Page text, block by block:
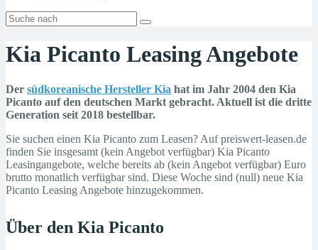
Kia Picanto Leasing Angebote
Der südkoreanische Hersteller Kia hat im Jahr 2004 den Kia
Picanto auf den deutschen Markt gebracht. Aktuell ist die dritte
Generation seit 2018 bestellbar.
Sie suchen einen Kia Picanto zum Leasen? Auf preiswert-leasen.de
finden Sie insgesamt (kein Angebot verfügbar) Kia Picanto
Leasingangebote, welche bereits ab (kein Angebot verfügbar) Euro
brutto monatlich verfügbar sind. Diese Woche sind (null) neue Kia
Picanto Leasing Angebote hinzugekommen.
Über den Kia Picanto